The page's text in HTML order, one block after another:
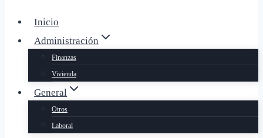
Inicio
Administración
Finanzas
Vivienda
General
Otros
Laboral